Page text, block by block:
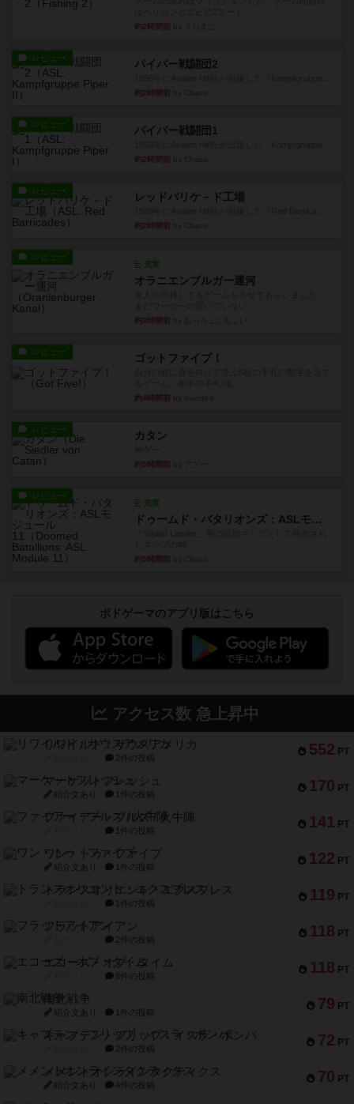
約2時間前
レビュー パイパー戦闘団2
約2時間前
レビュー パイパー戦闘団1
約2時間前
レビュー レッドバリケ－ド工場
約2時間前
レビュー
充実
オラニエンブルガー運河
約3時間前
レビュー ゴットファイブ！
約4時間前
レビュー カタン
約5時間前
レビュー
充実
ドゥームド・バタリオンズ：ASLモジュール11
約5時間前
ボドゲーマのアプリ版はこちら
アクセス数 急上昇中
552 PT
リワイルド：サウスアメリカ
2件の投稿
170 PT
マーケットフレッシュ
紹介文あり 1件の投稿
141 PT
ファイアー・ブルズ / 火牛陣
1件の投稿
122 PT
ワン・トゥ・ファイブ
紹介文あり 1件の投稿
119 PT
トランスオリエント・エクスプレス
1件の投稿
118 PT
フラットアイアン
2件の投稿
118 PT
エコーズ・オブ・タイム
8件の投稿
79 PT
南北戦争
紹介文あり 1件の投稿
72 PT
キャプテン・フリップ：イスラ・ボンバ
2件の投稿
70 PT
メメントオンラインタクティクス
紹介文あり 4件の投稿